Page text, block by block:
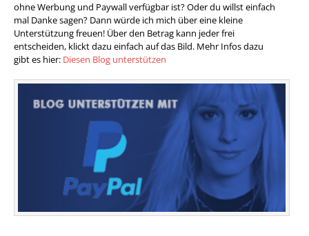
ohne Werbung und Paywall verfügbar ist? Oder du willst einfach
mal Danke sagen? Dann würde ich mich über eine kleine
Unterstützung freuen! Über den Betrag kann jeder frei
entscheiden, klickt dazu einfach auf das Bild. Mehr Infos dazu
gibt es hier: Diesen Blog unterstützen